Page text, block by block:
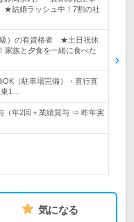
★結婚ラッシュ中！7割の社
級）の有資格者 ★土日祝休
族と夕食を一緒に食べた
（駐車場完備）・直行直
1…
（年2回＋業績賞与 ⇒ 昨年実
気になる